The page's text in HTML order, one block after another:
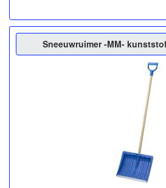
Sneeuwruimer -MM-